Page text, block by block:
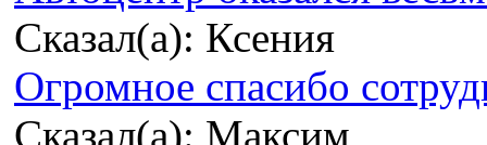
Сказал(а): Ксения
Огромное спасибо
Сказал(а): Максим